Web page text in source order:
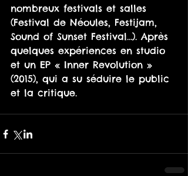
nombreux festivals et salles
(Festival de Néoules, Festijam,
Sound of Sunset Festival…). Après
quelques expériences en studio
et un EP « Inner Revolution »
(2015), qui a su séduire le public
et la critique.